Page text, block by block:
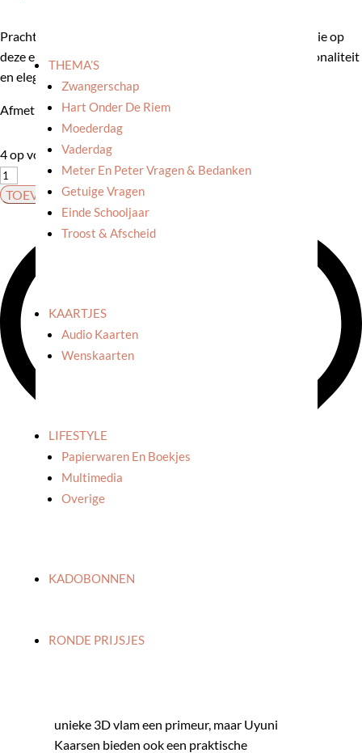
THEMA’S
Zwangerschap
Hart Onder De Riem
Moederdag
Vaderdag
Meter En Peter Vragen & Bedanken
Getuige Vragen
Einde Schooljaar
Troost & Afscheid
KAARTJES
Audio Kaarten
Wenskaarten
LIFESTYLE
Papierwaren En Boekjes
Multimedia
Overige
KADOBONNEN
RONDE PRIJSJES
Prachtige schotel in eikenhout. Etaleer je mooiste decoratie op
deze elegante schotel of gebruik hem als dienblad. Functionaliteit
en elegantie in 1 item.
Afmetingen: 11x23x2 cm.
4 op voorraad
Uyuni:
Houten
zwart
aantal
TOEVOEGEN AAN WINKELWAGEN
Over het merk
unieke 3D vlam een primeur, maar Uyuni
Kaarsen bieden ook een praktische